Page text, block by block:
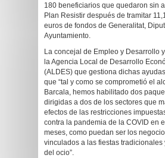
180 beneficiarios que quedaron sin
Plan Resistir después de tramitar
euros de fondos de Generalitat,
Ayuntamiento.
La concejal de Empleo y Desarrollo
la Agencia Local de Desarrollo
(ALDES) que gestiona dichas
que “tal y como se comprometió el
Barcala, hemos habilitado dos
dirigidas a dos de los sectores que
efectos de las restricciones
contra la pandemia de la COVID en
meses, como puedan ser los
vinculados a las fiestas tradicionales
del ocio”.